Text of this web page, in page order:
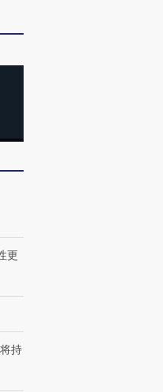
视线｜“入侵”还是“人道危
更
持